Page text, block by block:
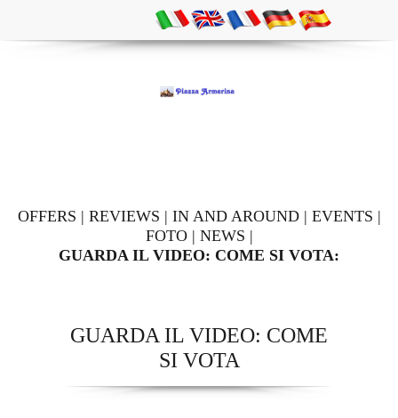
OFFERS | REVIEWS | IN AND AROUND| EVENTS |
FOTO| NEWS |
GUARDA IL VIDEO: COME SI VOTA:
GUARDA IL VIDEO: COME
SI VOTA